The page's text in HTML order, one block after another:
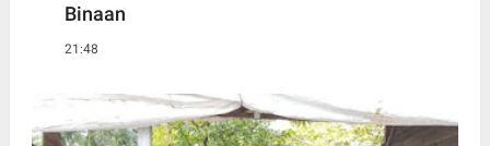
Binaan
21:48